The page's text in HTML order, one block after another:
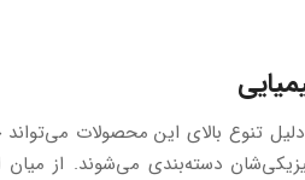
تنوع بالای این محصولات می‌تواند
دسته‌بندی می‌شوند. از میان